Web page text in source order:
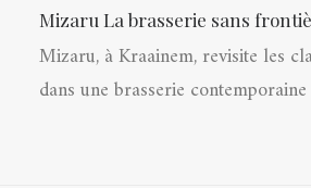
Mizaru La brasserie sans
Mizaru, à Kraainem, revisite les
dans une brasserie